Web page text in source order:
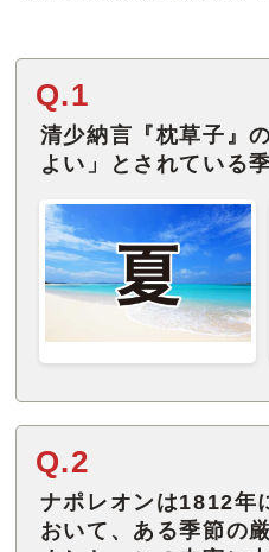
Q.1
清少納言『枕草子』
よい」とされている
Q.2
ナポレオンは1812年
おいて、ある季節の